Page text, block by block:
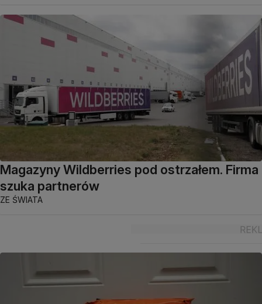
Magazyny Wildberries pod ostrzałem. Firma
szuka partnerów
ZE ŚWIATA